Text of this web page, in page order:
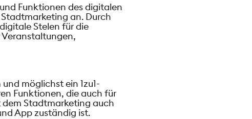
Funktionen des digitalen
an. Durch
Stelen für die
möglichst ein 1zu1-
Funktionen, die auch für
dem Stadtmarketing auch
App zuständig ist.